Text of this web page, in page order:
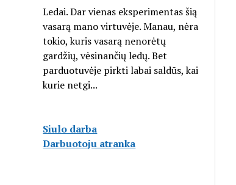
Ledai. Dar vienas eksperimentas šią
vasarą mano virtuvėje. Manau, nėra
tokio, kuris vasarą nenorėtų
gardžių, vėsinančių ledų. Bet
parduotuvėje pirkti labai saldūs, kai
kurie netgi...
Siulo darba
Darbuotoju atranka